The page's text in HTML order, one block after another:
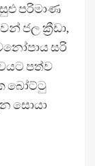
පරිමාණ
ජල ක්‍රීඩා,
සරි
පත්ව
බෝට්ටු
සොයා